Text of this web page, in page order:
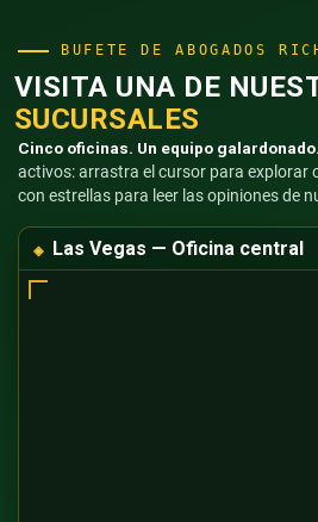
BUFETE DE ABOGADOS
VISITA UNA DE
SUCURSALES
Cinco oficinas. Un equipo galardonado.
activos: arrastra el cursor para explorar
con estrellas para leer las opiniones de
Las Vegas — Oficina central